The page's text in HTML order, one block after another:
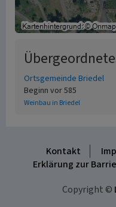
Ortsgemeinde Briedel
Beginn vor 585
Weinbau in Briedel
Kontakt
Erklärung zur
Copyright ©